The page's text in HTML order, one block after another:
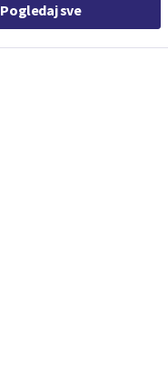
Pogledaj sve